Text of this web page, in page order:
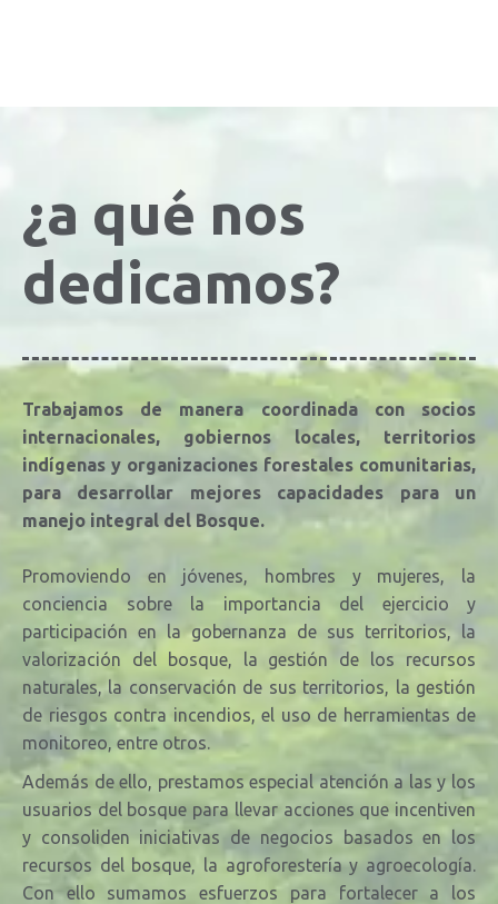
¿a qué nos
dedicamos?
Trabajamos de manera coordinada con socios
internacionales, gobiernos locales, territorios
indígenas y organizaciones forestales comunitarias,
para desarrollar mejores capacidades para un
manejo integral del Bosque.
Promoviendo en jóvenes, hombres y mujeres, la
conciencia sobre la importancia del ejercicio y
participación en la gobernanza de sus territorios, la
valorización del bosque, la gestión de los recursos
naturales, la conservación de sus territorios, la gestión
de riesgos contra incendios, el uso de herramientas de
monitoreo, entre otros.
Además de ello, prestamos especial atención a las y los
usuarios del bosque para llevar acciones que incentiven
y consoliden iniciativas de negocios basados en los
recursos del bosque, la agroforestería y agroecología.
Con ello sumamos esfuerzos para fortalecer a los